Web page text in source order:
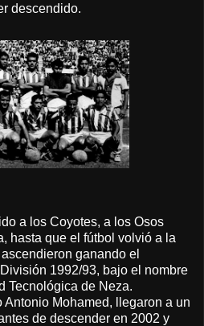
descendido.
a los Coyotes, a los Osos
hasta que el fútbol volvió a la
ganando el
1992/93, bajo el nombre
Tecnológica de Neza.
Antonio Mohamed, llegaron a un
de descender en 2002 y